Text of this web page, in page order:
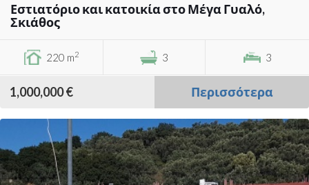
Εστιατόριο και κατοικία στο Μέγα Γυαλό,
Σκιάθος
220 m2 3 3
1,000,000 € Περισσότερα